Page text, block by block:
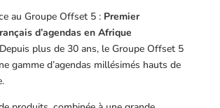
au Groupe Offset 5 : Premier
d’agendas en Afrique
plus de 30 ans, le Groupe Offset 5
gamme d’agendas millésimés hauts de